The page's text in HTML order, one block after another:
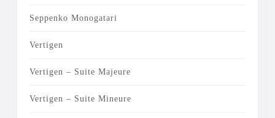
Seppenko Monogatari
Vertigen
Vertigen – Suite Majeure
Vertigen – Suite Mineure